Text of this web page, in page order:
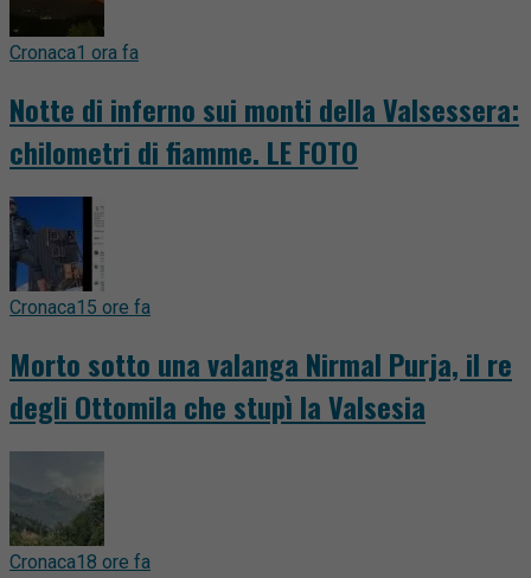
Cronaca1 ora fa
Notte di inferno sui monti della Valsessera:
chilometri di fiamme. LE FOTO
Cronaca15 ore fa
Morto sotto una valanga Nirmal Purja, il re
degli Ottomila che stupì la Valsesia
Cronaca18 ore fa